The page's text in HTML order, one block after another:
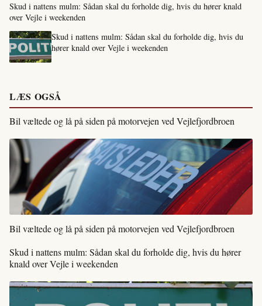
Skud i nattens mulm: Sådan skal du forholde dig, hvis du hører knald
over Vejle i weekenden
Skud i nattens mulm: Sådan skal du forholde dig, hvis du
hører knald over Vejle i weekenden
LÆS OGSÅ
Bil væltede og lå på siden på motorvejen ved Vejlefjordbroen
Bil væltede og lå på siden på motorvejen ved Vejlefjordbroen
Skud i nattens mulm: Sådan skal du forholde dig, hvis du hører
knald over Vejle i weekenden